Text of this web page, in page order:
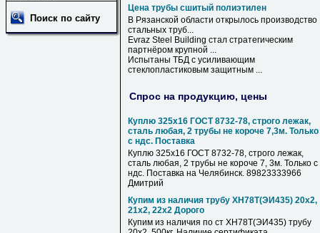
Поиск по сайту
Цена трубы сшитый полиэтилен
В Рязанской области открылось производство
стальных труб...
Evraz Steel Building стал стратегическим
партнёром крупной ...
Испытаны ТБД с усиливающим
стеклопластиковым защитным ...
Спрос на продукцию, цены
Куплю 325х16 ГОСТ 8732-78, строго лежак,
сталь любая, 2 трубы не короче 7,3м. Только
с ндс. Поставка
Куплю 325х16 ГОСТ 8732-78, строго лежак,
сталь любая, 2 трубы не короче 7, 3м. Только с
ндс. Поставка на Челябинск. 89823333966
Дмитрий
Купим из наличия трубу ХН78Т(ЭИ435) 20х2,
21х2, 22х2 Дорого
Купим из наличия по ст ХН78Т(ЭИ435) трубу